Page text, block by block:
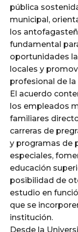
pública
municipal,
los
fundamental
oportunidades
locales y
profesional de
El acuerdo
los empleados
familiares
carreras de
y programas de
especiales,
educación
posibilidad de
estudio en
que se
institución.
Desde la